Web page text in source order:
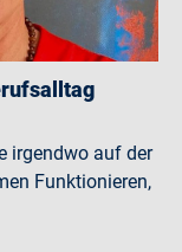
irgendwo auf der
Funktionieren,